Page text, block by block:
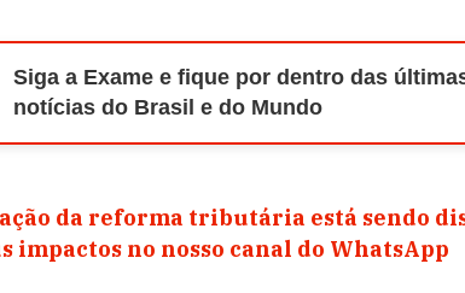
Siga a Exame e fique por dentro das
notícias do Brasil e do Mundo
da reforma tributária está sendo
impactos no nosso canal do WhatsApp